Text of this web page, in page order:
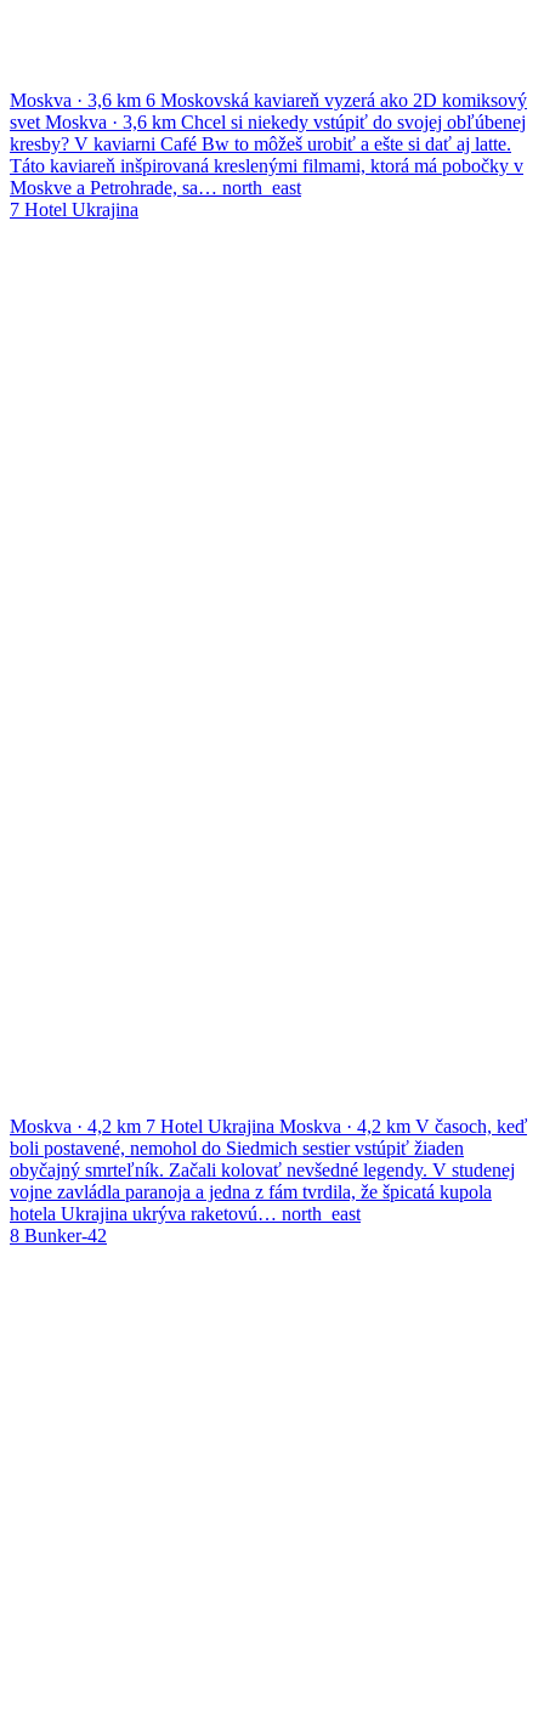
Moskva · 3,6 km 6 Moskovská kaviareň vyzerá ako 2D komiksový
svet Moskva · 3,6 km Chcel si niekedy vstúpiť do svojej obľúbenej
kresby? V kaviarni Café Bw to môžeš urobiť a ešte si dať aj latte.
Táto kaviareň inšpirovaná kreslenými filmami, ktorá má pobočky v
Moskve a Petrohrade, sa… north_east
7 Hotel Ukrajina
Moskva · 4,2 km 7 Hotel Ukrajina Moskva · 4,2 km V časoch, keď
boli postavené, nemohol do Siedmich sestier vstúpiť žiaden
obyčajný smrteľník. Začali kolovať nevšedné legendy. V studenej
vojne zavládla paranoja a jedna z fám tvrdila, že špicatá kupola
hotela Ukrajina ukrýva raketovú… north_east
8 Bunker-42